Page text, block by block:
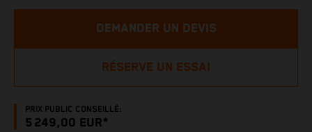
PRIX PUBLIC CONSEILLÉ:
5 249,00 EUR*
DEMANDER UN DEVIS
RÉSERVE UN ESSAI